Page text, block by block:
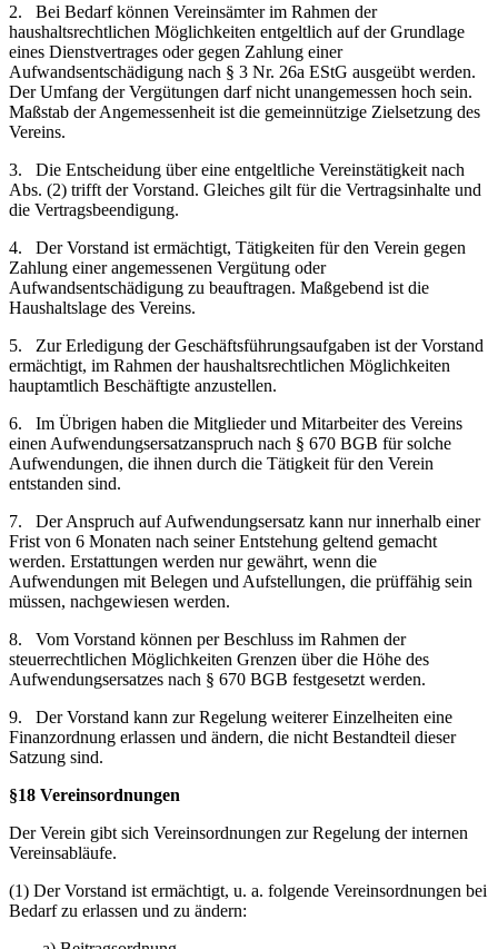
2. Bei Bedarf können Vereinsämter im Rahmen der
haushaltsrechtlichen Möglichkeiten entgeltlich auf der Grundlage
eines Dienstvertrages oder gegen Zahlung einer
Aufwandsentschädigung nach § 3 Nr. 26a EStG ausgeübt werden.
Der Umfang der Vergütungen darf nicht unangemessen hoch sein.
Maßstab der Angemessenheit ist die gemeinnützige Zielsetzung des
Vereins.
3. Die Entscheidung über eine entgeltliche Vereinstätigkeit nach
Abs. (2) trifft der Vorstand. Gleiches gilt für die Vertragsinhalte und
die Vertragsbeendigung.
4. Der Vorstand ist ermächtigt, Tätigkeiten für den Verein gegen
Zahlung einer angemessenen Vergütung oder
Aufwandsentschädigung zu beauftragen. Maßgebend ist die
Haushaltslage des Vereins.
5. Zur Erledigung der Geschäftsführungsaufgaben ist der Vorstand
ermächtigt, im Rahmen der haushaltsrechtlichen Möglichkeiten
hauptamtlich Beschäftigte anzustellen.
6. Im Übrigen haben die Mitglieder und Mitarbeiter des Vereins
einen Aufwendungsersatzanspruch nach § 670 BGB für solche
Aufwendungen, die ihnen durch die Tätigkeit für den Verein
entstanden sind.
7. Der Anspruch auf Aufwendungsersatz kann nur innerhalb einer
Frist von 6 Monaten nach seiner Entstehung geltend gemacht
werden. Erstattungen werden nur gewährt, wenn die
Aufwendungen mit Belegen und Aufstellungen, die prüffähig sein
müssen, nachgewiesen werden.
8. Vom Vorstand können per Beschluss im Rahmen der
steuerrechtlichen Möglichkeiten Grenzen über die Höhe des
Aufwendungsersatzes nach § 670 BGB festgesetzt werden.
9. Der Vorstand kann zur Regelung weiterer Einzelheiten eine
Finanzordnung erlassen und ändern, die nicht Bestandteil dieser
Satzung sind.
§18 Vereinsordnungen
Der Verein gibt sich Vereinsordnungen zur Regelung der internen
Vereinsabläufe.
(1) Der Vorstand ist ermächtigt, u. a. folgende Vereinsordnungen bei
Bedarf zu erlassen und zu ändern: